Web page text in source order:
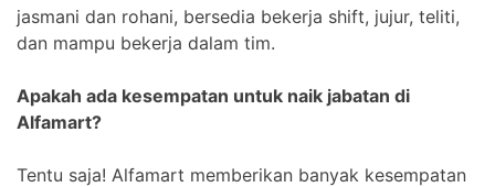
jasmani dan rohani, bersedia bekerja shift, jujur, teliti,
dan mampu bekerja dalam tim.
Apakah ada kesempatan untuk naik jabatan di
Alfamart?
Tentu saja! Alfamart memberikan banyak kesempatan